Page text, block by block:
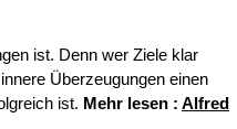
ist. Denn wer Ziele klar
Überzeugungen einen
ist. Mehr lesen : Alfred